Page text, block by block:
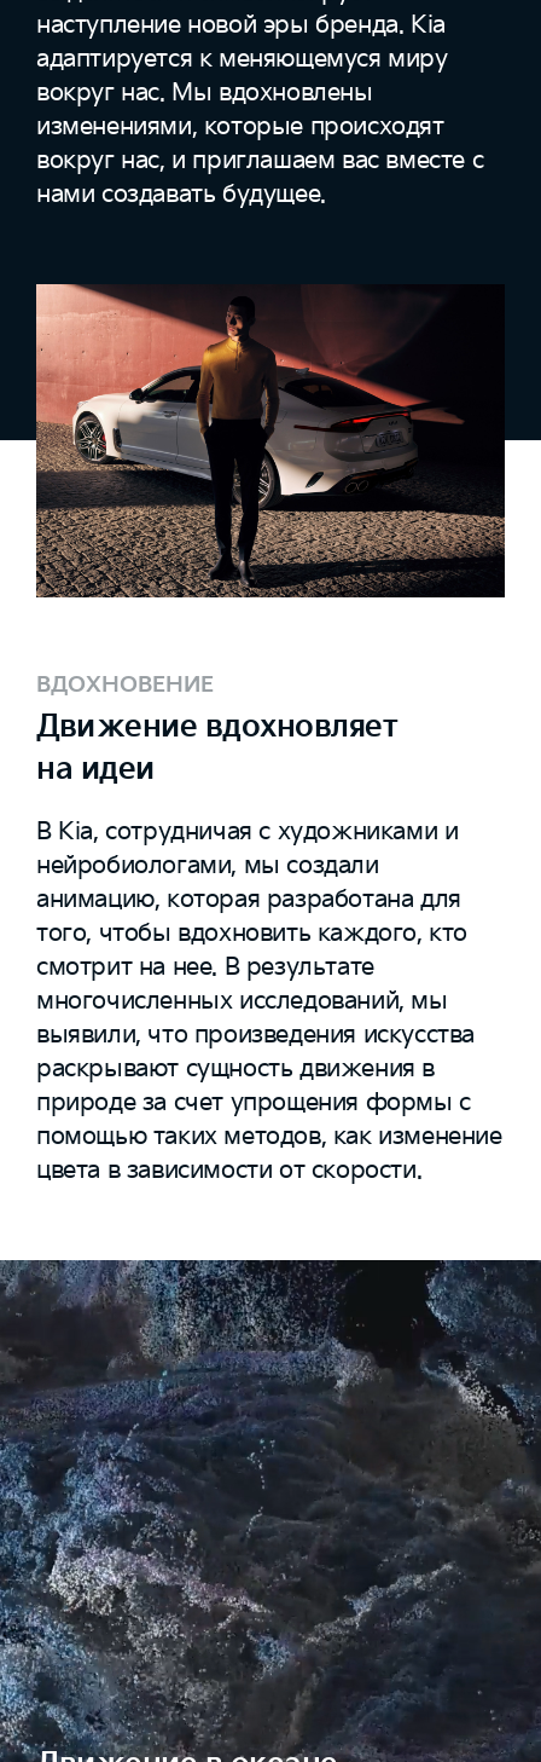
наступление новой эры бренда. Kia
адаптируется к меняющемуся миру
вокруг нас. Мы вдохновлены
изменениями, которые происходят
вокруг нас, и приглашаем вас вместе с
нами создавать будущее.
ВДОХНОВЕНИЕ
Движение вдохновляет
на идеи
В Kia, сотрудничая с художниками и
нейробиологами, мы создали
анимацию, которая разработана для
того, чтобы вдохновить каждого, кто
смотрит на нее. В результате
многочисленных исследований, мы
выявили, что произведения искусства
раскрывают сущность движения в
природе за счет упрощения формы с
помощью таких методов, как изменение
цвета в зависимости от скорости.